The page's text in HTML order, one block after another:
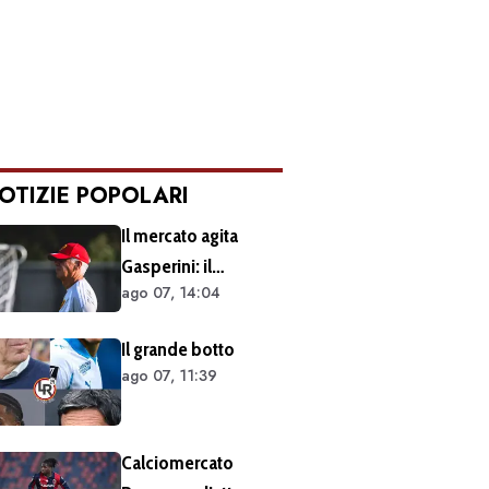
POPOLARI
Il mercato agita
Gasperini: il
retroscena dietro al
Ecco cosa è emerso
dal meeting con la
ago 07, 14:04
Il grande botto
ago 07, 11:39
Calciomercato